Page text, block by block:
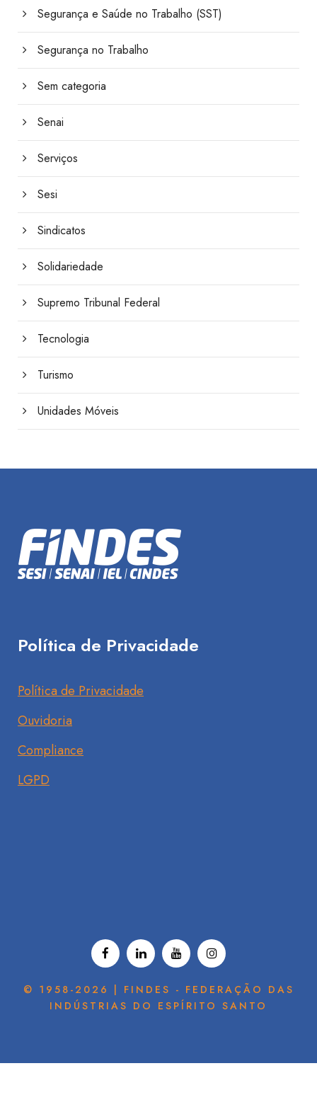
Segurança e Saúde no Trabalho (SST)
Segurança no Trabalho
Sem categoria
Senai
Serviços
Sesi
Sindicatos
Solidariedade
Supremo Tribunal Federal
Tecnologia
Turismo
Unidades Móveis
Política de Privacidade
Política de Privacidade
Ouvidoria
Compliance
LGPD
© 1958-2026 | FINDES - FEDERAÇÃO DAS
INDÚSTRIAS DO ESPÍRITO SANTO